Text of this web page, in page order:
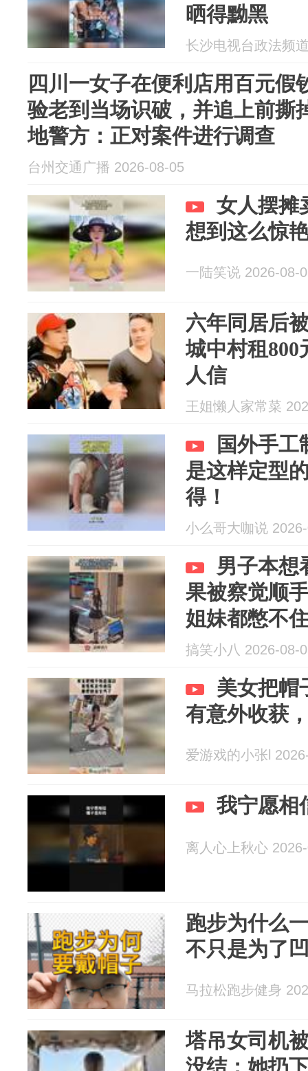
晒得黝黑
长沙电视台政法频
四川一女子在便利店用百元假
验老到当场识破，并追上前撕
地警方：正对案件进行调查
台州交通广播 2026-08-05
女人摆摊
想到这么惊
一陆笑说 2026-08-
六年同居后
城中村租800
人信
王姐懒人家常菜
国外手工
是这样定型
得！
小么哥大咖说
男子本想
果被察觉顺
姐妹都憋不
搞笑小八 2026-08-
美女把帽
有意外收获
爱游戏的小张l
我宁愿相
离人心上秋心
跑步为什么
不只是为了
马拉松跑步健身
塔吊女司机